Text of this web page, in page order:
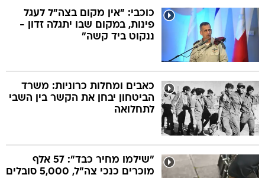
כוכבי: "אין מקום בצה"ל לעגל
פינות, במקום שבו יתגלה זדון -
ננקוט ביד קשה"
כאבים ומחלות כרוניות: משרד
הביטחון יבחן את הקשר בין השבי
לתחלואה
"שילמו מחיר כבד": 57 אלף
מוכרים כנכי צה"ל, 5,000 סובלים